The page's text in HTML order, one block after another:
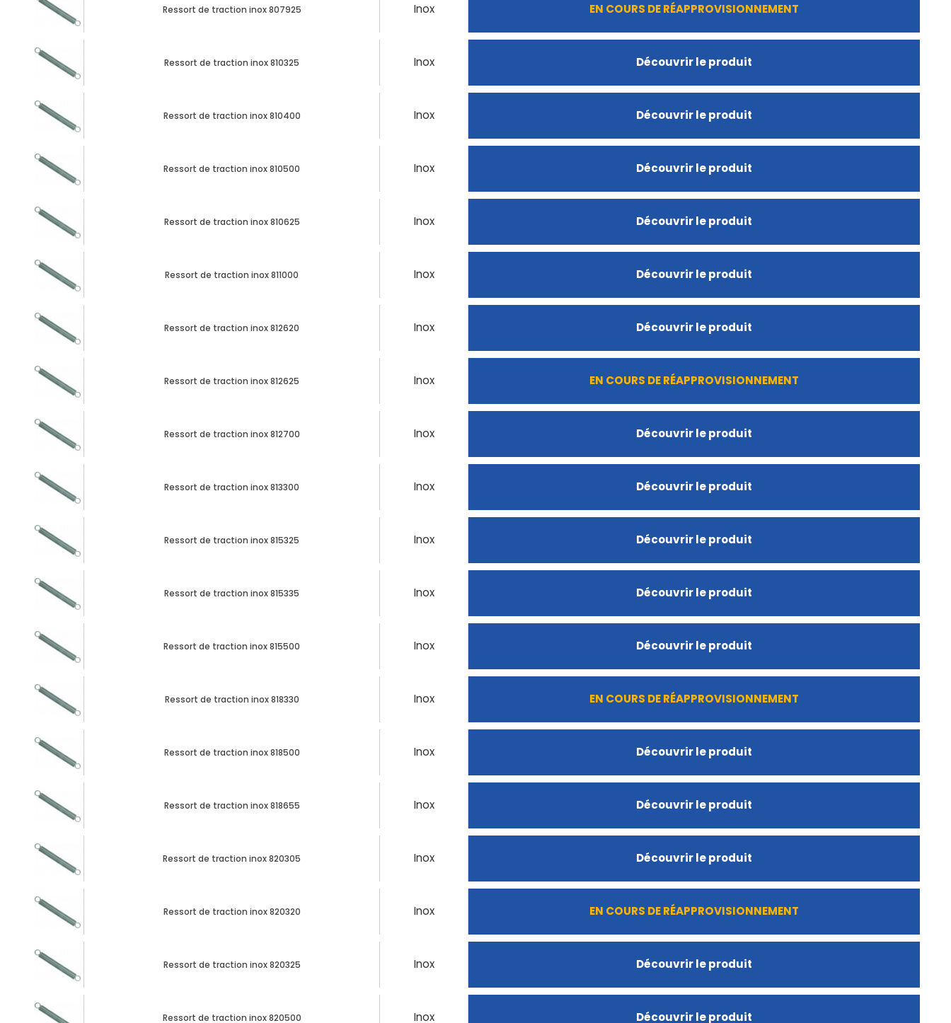
Ressort de traction inox 807925 Inox EN COURS DE RÉAPPROVISIONNEMENT
Ressort de traction inox 810325 Inox Découvrir le produit
Ressort de traction inox 810400 Inox Découvrir le produit
Ressort de traction inox 810500 Inox Découvrir le produit
Ressort de traction inox 810625 Inox Découvrir le produit
Ressort de traction inox 811000 Inox Découvrir le produit
Ressort de traction inox 812620 Inox Découvrir le produit
Ressort de traction inox 812625 Inox EN COURS DE RÉAPPROVISIONNEMENT
Ressort de traction inox 812700 Inox Découvrir le produit
Ressort de traction inox 813300 Inox Découvrir le produit
Ressort de traction inox 815325 Inox Découvrir le produit
Ressort de traction inox 815335 Inox Découvrir le produit
Ressort de traction inox 815500 Inox Découvrir le produit
Ressort de traction inox 818330 Inox EN COURS DE RÉAPPROVISIONNEMENT
Ressort de traction inox 818500 Inox Découvrir le produit
Ressort de traction inox 818655 Inox Découvrir le produit
Ressort de traction inox 820305 Inox Découvrir le produit
Ressort de traction inox 820320 Inox EN COURS DE RÉAPPROVISIONNEMENT
Ressort de traction inox 820325 Inox Découvrir le produit
Ressort de traction inox 820500 Inox Découvrir le produit